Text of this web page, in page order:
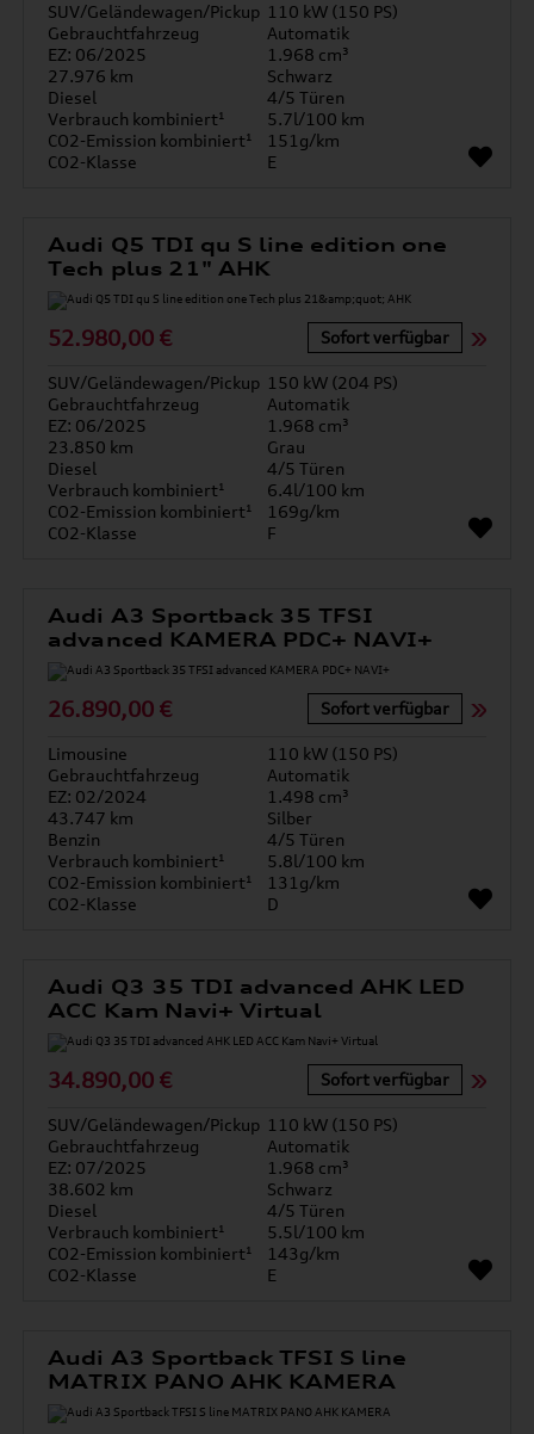
SUV/Geländewagen/Pickup 110 kW (150 PS)
Gebrauchtfahrzeug
Automatik
EZ: 06/2025
1.968 cm³
27.976 km
Schwarz
Diesel
4/5 Türen
Verbrauch kombiniert¹
5.7l/100 km
CO2-Emission kombiniert¹
151g/km
CO2-Klasse
E
Audi Q5 TDI qu S line edition one
Tech plus 21" AHK
52.980,00 € Sofort verfügbar
SUV/Geländewagen/Pickup 150 kW (204 PS)
Gebrauchtfahrzeug
Automatik
EZ: 06/2025
1.968 cm³
23.850 km
Grau
Diesel
4/5 Türen
Verbrauch kombiniert¹
6.4l/100 km
CO2-Emission kombiniert¹
169g/km
CO2-Klasse
F
Audi A3 Sportback 35 TFSI
advanced KAMERA PDC+ NAVI+
26.890,00 € Sofort verfügbar
Limousine
110 kW (150 PS)
Gebrauchtfahrzeug
Automatik
EZ: 02/2024
1.498 cm³
43.747 km
Silber
Benzin
4/5 Türen
Verbrauch kombiniert¹
5.8l/100 km
CO2-Emission kombiniert¹
131g/km
CO2-Klasse
D
Audi Q3 35 TDI advanced AHK LED
ACC Kam Navi+ Virtual
34.890,00 € Sofort verfügbar
SUV/Geländewagen/Pickup 110 kW (150 PS)
Gebrauchtfahrzeug
Automatik
EZ: 07/2025
1.968 cm³
38.602 km
Schwarz
Diesel
4/5 Türen
Verbrauch kombiniert¹
5.5l/100 km
CO2-Emission kombiniert¹
143g/km
CO2-Klasse
E
Audi A3 Sportback TFSI S line
MATRIX PANO AHK KAMERA